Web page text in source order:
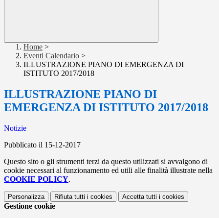
Home >
Eventi Calendario >
ILLUSTRAZIONE PIANO DI EMERGENZA DI
ISTITUTO 2017/2018
ILLUSTRAZIONE PIANO DI
EMERGENZA DI ISTITUTO 2017/2018
Notizie
Pubblicato il 15-12-2017
Questo sito o gli strumenti terzi da questo utilizzati si avvalgono di
cookie necessari al funzionamento ed utili alle finalità illustrate nella
COOKIE POLICY.
Personalizza Rifiuta tutti i cookies Accetta tutti i cookies
Gestione cookie